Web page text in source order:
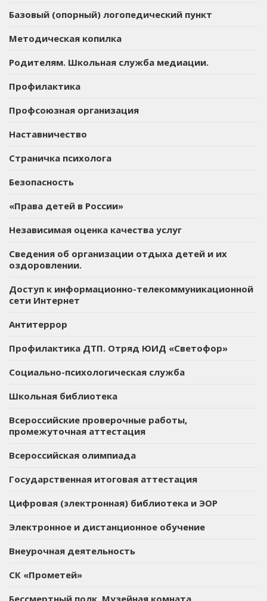
Базовый (опорный) логопедический пункт
Методическая копилка
Родителям. Школьная служба медиации.
Профилактика
Профсоюзная организация
Наставничество
Страничка психолога
Безопасность
«Права детей в России»
Независимая оценка качества услуг
Сведения об организации отдыха детей и их
оздоровлении.
Доступ к информационно-телекоммуникационной
сети Интернет
Антитеррор
Профилактика ДТП. Отряд ЮИД «Светофор»
Социально-психологическая служба
Школьная библиотека
Всероссийские проверочные работы,
промежуточная аттестация
Всероссийская олимпиада
Государственная итоговая аттестация
Цифровая (электронная) библиотека и ЭОР
Электронное и дистанционное обучение
Внеурочная деятельность
СК «Прометей»
Бессмертный полк. Музейная комната